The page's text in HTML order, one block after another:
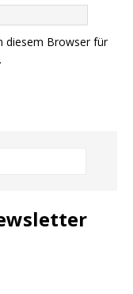
diesem Browser für